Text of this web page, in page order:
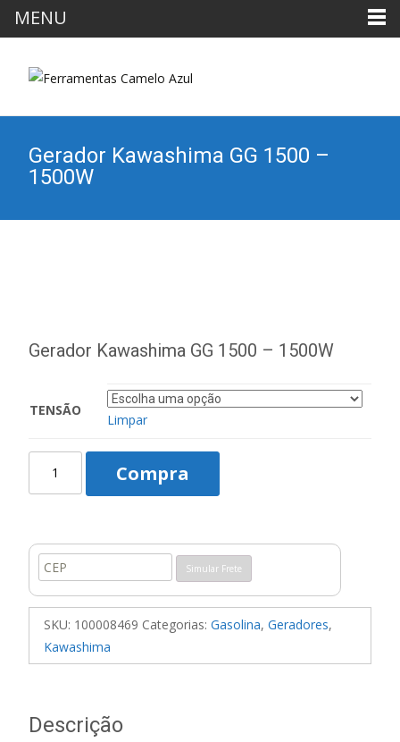
Gerador Kawashima GG 1500 –
1500W
Gerador Kawashima GG 1500 – 1500W
TENSÃO
Limpar
-
1500W
quantidade
Compra
Simular Frete
SKU: 100008469 Categorias: Gasolina, Geradores,
Kawashima
Descrição
MENU